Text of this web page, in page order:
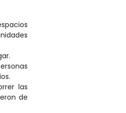
las
de